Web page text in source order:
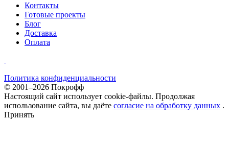
Контакты
Готовые проекты
Блог
Доставка
Оплата
Политика конфиденциальности
© 2001–2026 Покрофф
Настоящий сайт использует cookie-файлы. Продолжая
использование сайта, вы даёте согласие на обработку данных .
Принять